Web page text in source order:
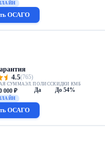
ОСАГО
4.5(765)
СУММА
000 ₽
ЭЛ. ПОЛИС
Да
СКИДКИ КМБ
До 54%
ОСАГО